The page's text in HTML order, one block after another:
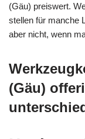
(Gäu) preiswert.
stellen für manche
aber nicht, wenn
(Gäu)